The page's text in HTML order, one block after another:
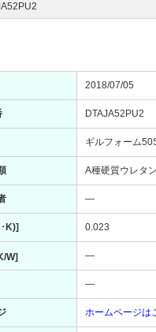
2018/07/05
DTAJA52PU2
ギルフォーム
A種硬質ウレタ
―
K)] 0.023
W] ―
―
ホームページは